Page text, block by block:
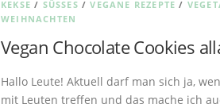
KEKSE / SÜSSES /VEGANE REZEPTE /
WEIHNACHTEN
Vegan Chocolate Cookies
Hallo Leute! Aktuell darf man sich ja,
mit Leuten treffen und das mache ich